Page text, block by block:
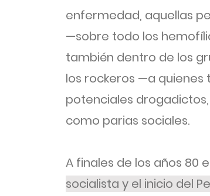
enfermedad, aquellas
—sobre todo los
también dentro de los
los rockeros —a
potenciales
como parias sociales.
A finales de los años 80
socialista y el inicio del